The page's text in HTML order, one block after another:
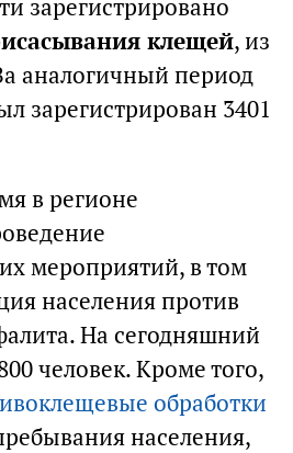
зарегистрировано
клещей, из
аналогичный период
зарегистрирован 3401
в регионе
мероприятий, в том
населения против
На сегодняшний
человек. Кроме того,
обработки
населения,